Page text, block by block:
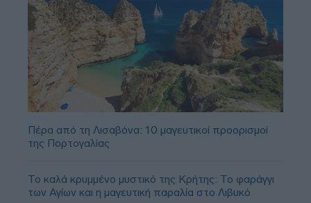
Πέρα από τη Λισαβόνα: 10 μαγευτικοί προορισμοί
της Πορτογαλίας
Το καλά κρυμμένο μυστικό της Κρήτης: Το φαράγγι
των Αγίων και η μαγευτική παραλία στο Λιβυκό